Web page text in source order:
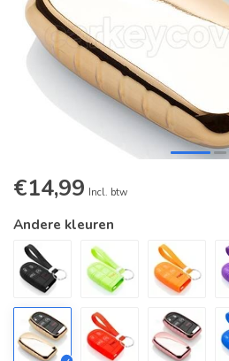
€14,99 Incl. btw
Andere kleuren